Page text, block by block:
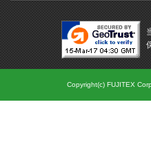
Copyright(c) FUJITEX